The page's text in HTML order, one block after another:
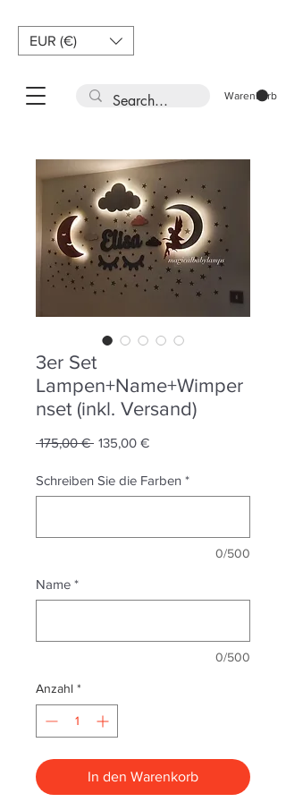
EUR (€)
Warenkorb
3er Set
Lampen+Name+Wimper
nset (inkl. Versand)
175,00 € Standardpreis
135,00 €Sale-
Schreiben Sie die Farben *
0/500
Name *
0/500
Anzahl *
In den Warenkorb